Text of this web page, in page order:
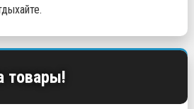
товары!